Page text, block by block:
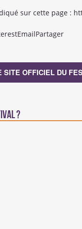
sur cette page :
SITE OFFICIEL DU
?